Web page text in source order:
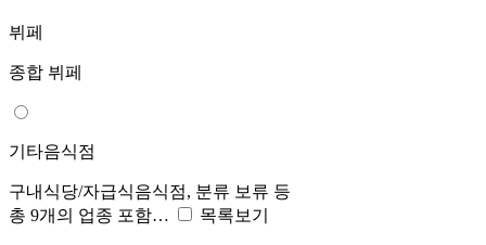
뷔페
종합 뷔페
기타음식점
구내식당/자급식음식점, 분류 보류 등
총 9개의 업종 포함…
목록보기